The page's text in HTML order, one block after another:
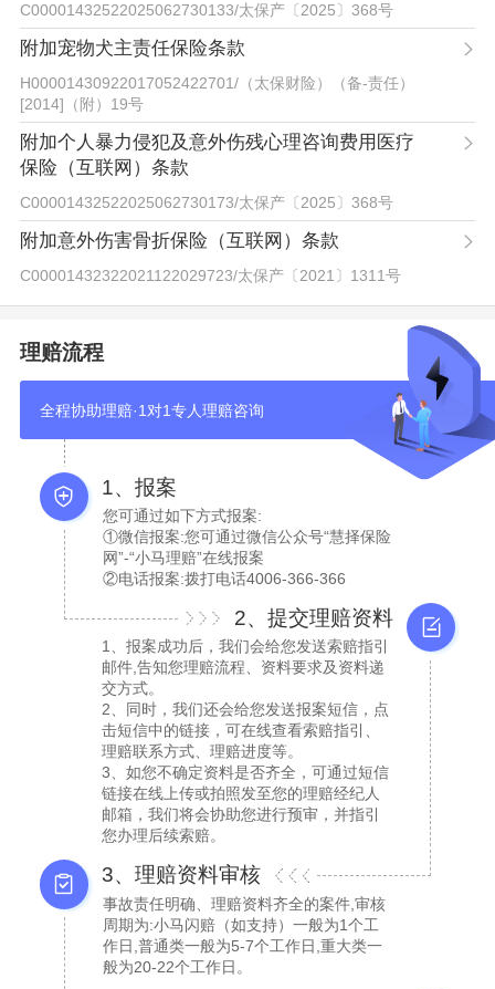
C00001432522025062730133/太保产〔2025〕368号
附加宠物犬主责任保险条款
H00001430922017052422701/（太保财险）（备-责任）
[2014]（附）19号
附加个人暴力侵犯及意外伤残心理咨询费用医疗
保险（互联网）条款
C00001432522025062730173/太保产〔2025〕368号
附加意外伤害骨折保险（互联网）条款
C00001432322021122029723/太保产〔2021〕1311号
理赔流程
全程协助理赔·1对1专人理赔咨询
1、报案
您可通过如下方式报案:
①微信报案:您可通过微信公众号“慧择保险
网”-“小马理赔”在线报案
②电话报案:拨打电话4006-366-366
2、提交理赔资料
1、报案成功后，我们会给您发送索赔指引
邮件,告知您理赔流程、资料要求及资料递
交方式。
2、同时，我们还会给您发送报案短信，点
击短信中的链接，可在线查看索赔指引、
理赔联系方式、理赔进度等。
3、如您不确定资料是否齐全，可通过短信
链接在线上传或拍照发至您的理赔经纪人
邮箱，我们将会协助您进行预审，并指引
您办理后续索赔。
3、理赔资料审核
事故责任明确、理赔资料齐全的案件,审核
周期为:小马闪赔（如支持）一般为1个工
作日,普通类一般为5-7个工作日,重大类一
般为20-22个工作日。